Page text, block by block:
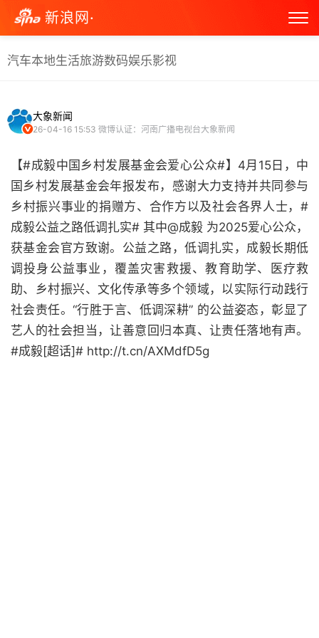
新浪网·
汽车本地生活旅游数码娱乐影视
大象新闻
26-04-16 15:53 微博认证：河南广播电视台大象新闻
【#成毅中国乡村发展基金会爱心公众#】4月15日，中
国乡村发展基金会年报发布，感谢大力支持并共同参与
乡村振兴事业的捐赠方、合作方以及社会各界人士，#
成毅公益之路低调扎实# 其中@成毅 为2025爱心公众，
获基金会官方致谢。公益之路，低调扎实，成毅长期低
调投身公益事业，覆盖灾害救援、教育助学、医疗救
助、乡村振兴、文化传承等多个领域，以实际行动践行
社会责任。“行胜于言、低调深耕” 的公益姿态，彰显了
艺人的社会担当，让善意回归本真、让责任落地有声。
#成毅[超话]# http://t.cn/AXMdfD5g